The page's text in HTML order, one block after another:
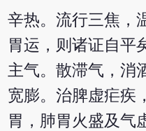
辛热。流行三焦，
胃运，则诸证自平
主气。散滞气，消
宽膨。治脾虚疟疾
胃，肺胃火盛及气